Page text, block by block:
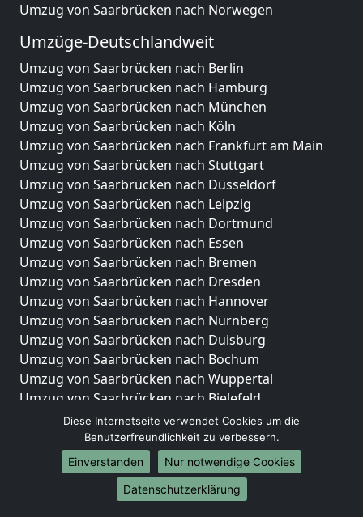
Umzug von Saarbrücken nach Norwegen
Umzüge-Deutschlandweit
Umzug von Saarbrücken nach Berlin
Umzug von Saarbrücken nach Hamburg
Umzug von Saarbrücken nach München
Umzug von Saarbrücken nach Köln
Umzug von Saarbrücken nach Frankfurt am Main
Umzug von Saarbrücken nach Stuttgart
Umzug von Saarbrücken nach Düsseldorf
Umzug von Saarbrücken nach Leipzig
Umzug von Saarbrücken nach Dortmund
Umzug von Saarbrücken nach Essen
Umzug von Saarbrücken nach Bremen
Umzug von Saarbrücken nach Dresden
Umzug von Saarbrücken nach Hannover
Umzug von Saarbrücken nach Nürnberg
Umzug von Saarbrücken nach Duisburg
Umzug von Saarbrücken nach Bochum
Umzug von Saarbrücken nach Wuppertal
Umzug von Saarbrücken nach Bielefeld
Umzug von Saarbrücken nach Bonn
Umzug von Saarbrücken nach Münster
Internationale-Umzüge
Umzug von Saarbrücken nach Brasilien
Diese Internetseite verwendet Cookies um die
Benutzerfreundlichkeit zu verbessern.
Einverstanden
Nur notwendige Cookies
Datenschutzerklärung